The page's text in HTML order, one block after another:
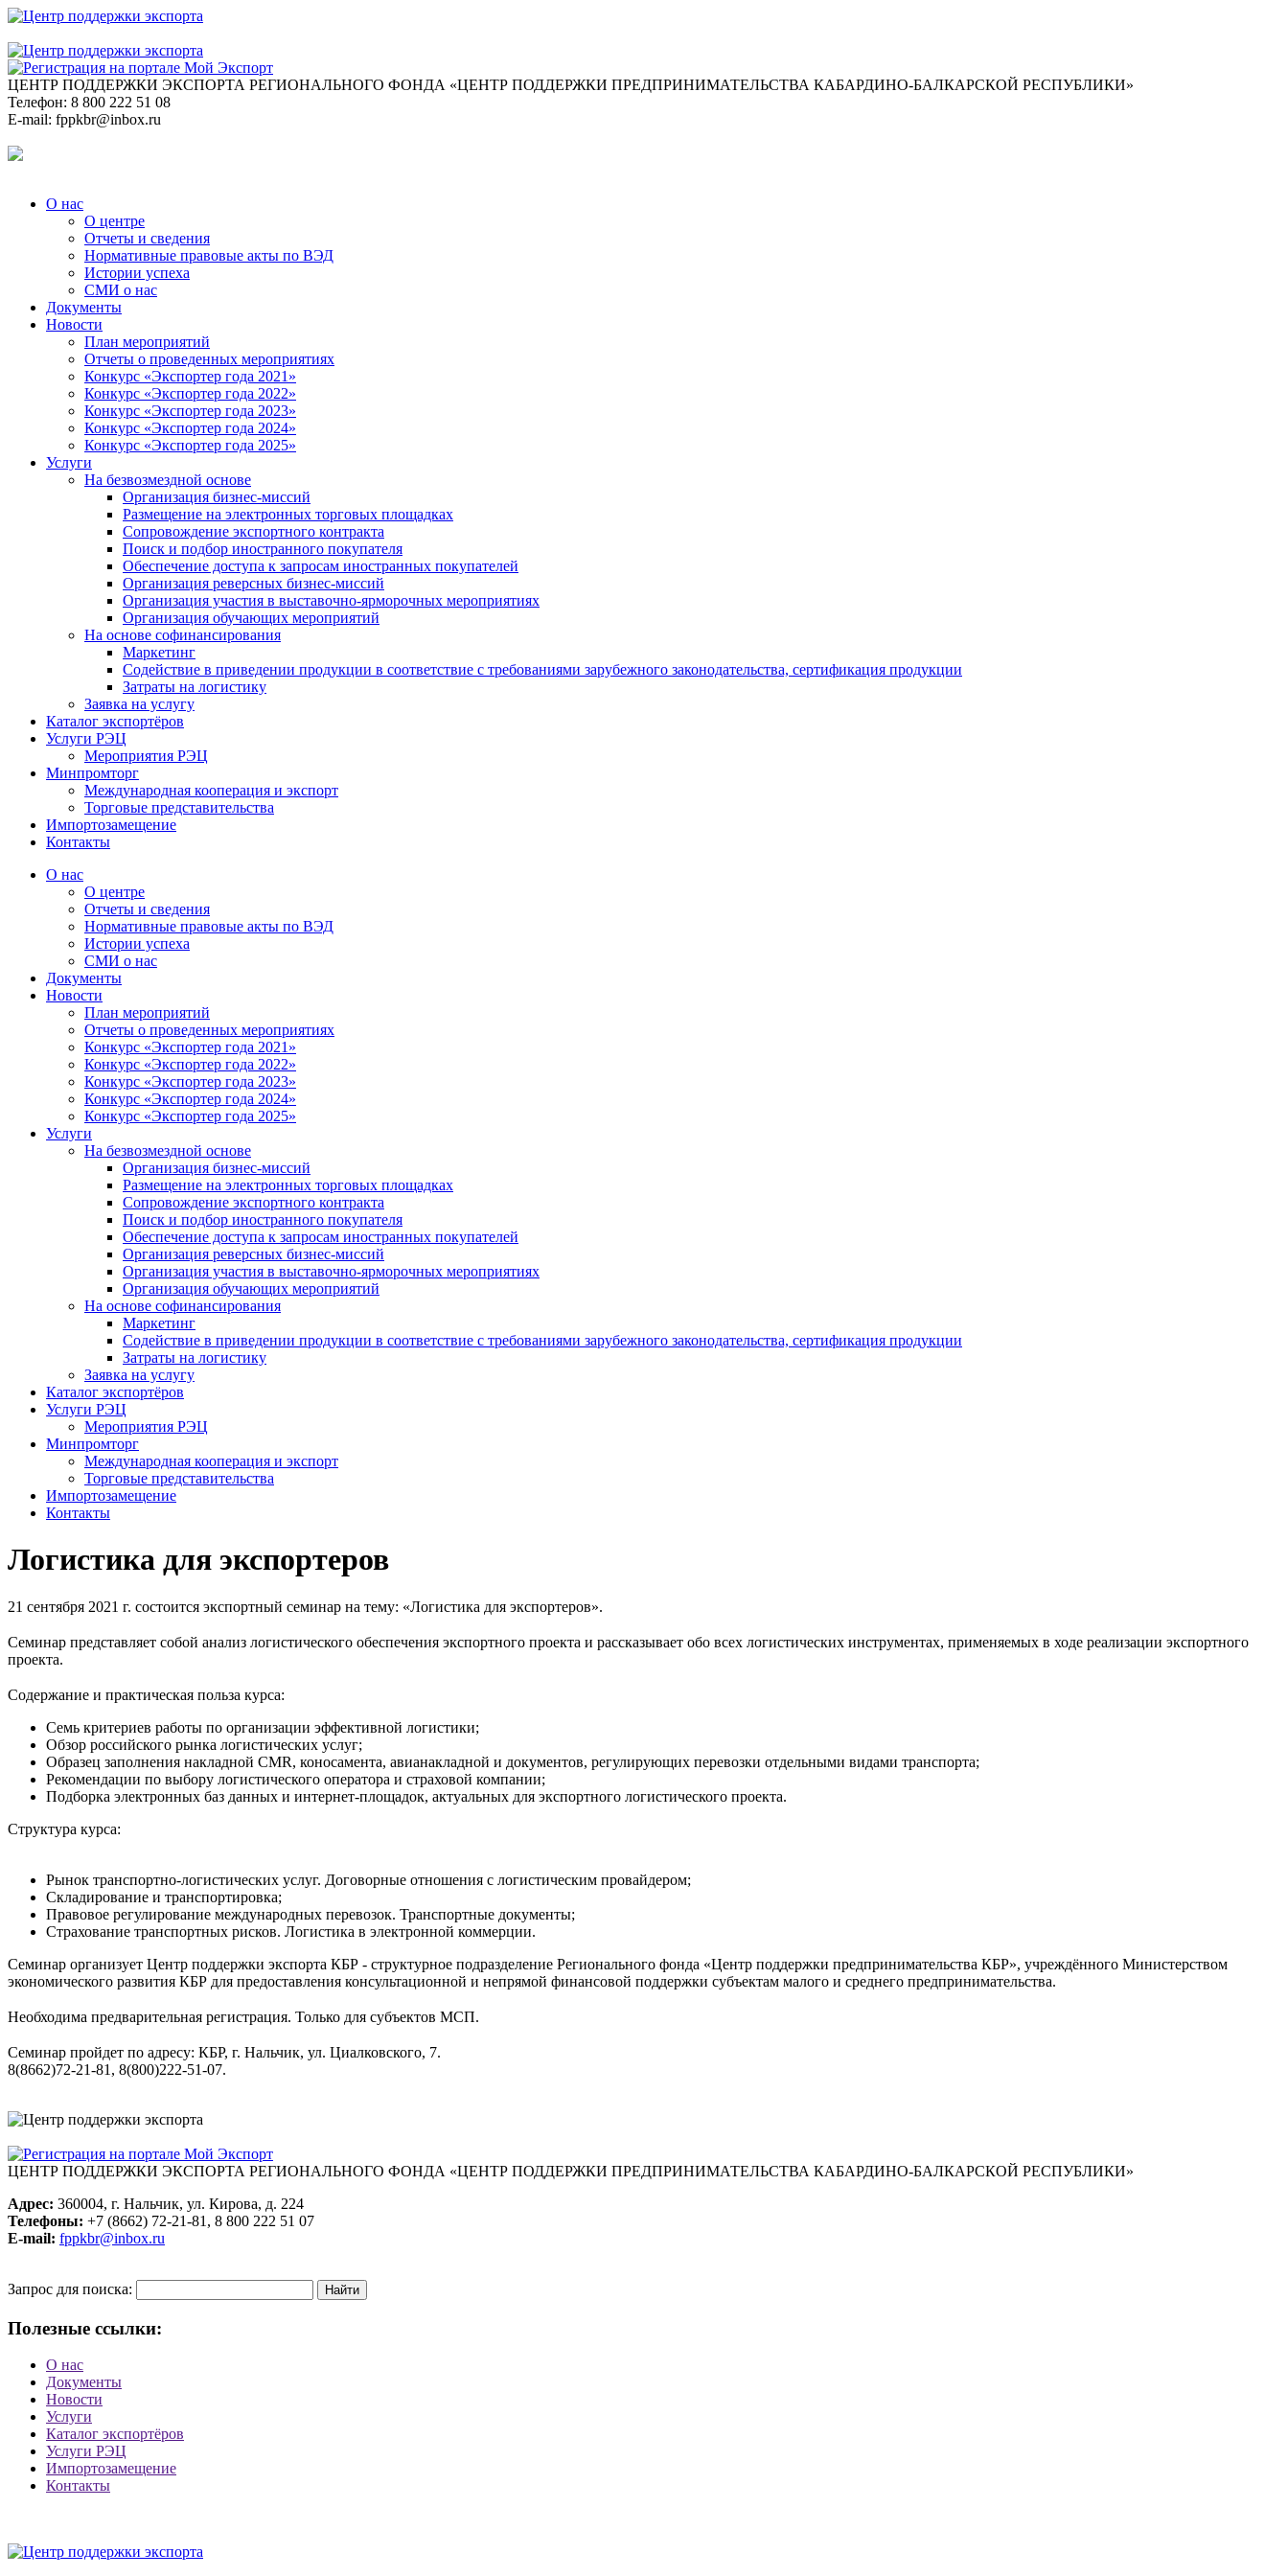
ЦЕНТР ПОДДЕРЖКИ ЭКСПОРТА РЕГИОНАЛЬНОГО ФОНДА «ЦЕНТР ПОДДЕРЖКИ ПРЕДПРИНИМАТЕЛЬСТВА КАБАРДИНО-БАЛКАРСКОЙ РЕСПУБЛИКИ»
Телефон: 8 800 222 51 08
E-mail: fppkbr@inbox.ru
О нас
О центре
Отчеты и сведения
Нормативные правовые акты по ВЭД
Истории успеха
СМИ о нас
Документы
Новости
План мероприятий
Отчеты о проведенных мероприятиях
Конкурс «Экспортер года 2021»
Конкурс «Экспортер года 2022»
Конкурс «Экспортер года 2023»
Конкурс «Экспортер года 2024»
Конкурс «Экспортер года 2025»
Услуги
На безвозмездной основе
Организация бизнес-миссий
Размещение на электронных торговых площадках
Сопровождение экспортного контракта
Поиск и подбор иностранного покупателя
Обеспечение доступа к запросам иностранных покупателей
Организация реверсных бизнес-миссий
Организация участия в выставочно-ярморочных мероприятиях
Организация обучающих мероприятий
На основе софинансирования
Маркетинг
Содействие в приведении продукции в соответствие с требованиями зарубежного законодательства, сертификация продукции
Затраты на логистику
Заявка на услугу
Каталог экспортёров
Услуги РЭЦ
Мероприятия РЭЦ
Минпромторг
Международная кооперация и экспорт
Торговые представительства
Импортозамещение
Контакты
О нас
О центре
Отчеты и сведения
Нормативные правовые акты по ВЭД
Истории успеха
СМИ о нас
Документы
Новости
План мероприятий
Отчеты о проведенных мероприятиях
Конкурс «Экспортер года 2021»
Конкурс «Экспортер года 2022»
Конкурс «Экспортер года 2023»
Конкурс «Экспортер года 2024»
Конкурс «Экспортер года 2025»
Услуги
На безвозмездной основе
Организация бизнес-миссий
Размещение на электронных торговых площадках
Сопровождение экспортного контракта
Поиск и подбор иностранного покупателя
Обеспечение доступа к запросам иностранных покупателей
Организация реверсных бизнес-миссий
Организация участия в выставочно-ярморочных мероприятиях
Организация обучающих мероприятий
На основе софинансирования
Маркетинг
Содействие в приведении продукции в соответствие с требованиями зарубежного законодательства, сертификация продукции
Затраты на логистику
Заявка на услугу
Каталог экспортёров
Услуги РЭЦ
Мероприятия РЭЦ
Минпромторг
Международная кооперация и экспорт
Торговые представительства
Импортозамещение
Контакты
Логистика для экспортеров
21 сентября 2021 г. состоится экспортный семинар на тему: «Логистика для экспортеров».
Семинар представляет собой анализ логистического обеспечения экспортного проекта и рассказывает обо всех логистических инструментах, применяемых в ходе реализации экспортного
проекта.
Содержание и практическая польза курса:
Семь критериев работы по организации эффективной логистики;
Обзор российского рынка логистических услуг;
Образец заполнения накладной CMR, коносамента, авианакладной и документов, регулирующих перевозки отдельными видами транспорта;
Рекомендации по выбору логистического оператора и страховой компании;
Подборка электронных баз данных и интернет-площадок, актуальных для экспортного логистического проекта.
Структура курса:
Рынок транспортно-логистических услуг. Договорные отношения с логистическим провайдером;
Складирование и транспортировка;
Правовое регулирование международных перевозок. Транспортные документы;
Страхование транспортных рисков. Логистика в электронной коммерции.
Семинар организует Центр поддержки экспорта КБР - структурное подразделение Регионального фонда «Центр поддержки предпринимательства КБР», учреждённого Министерством
экономического развития КБР для предоставления консультационной и непрямой финансовой поддержки субъектам малого и среднего предпринимательства.
Необходима предварительная регистрация. Только для субъектов МСП.
Семинар пройдет по адресу: КБР, г. Нальчик, ул. Циалковского, 7.
8(8662)72-21-81, 8(800)222-51-07.
ЦЕНТР ПОДДЕРЖКИ ЭКСПОРТА РЕГИОНАЛЬНОГО ФОНДА «ЦЕНТР ПОДДЕРЖКИ ПРЕДПРИНИМАТЕЛЬСТВА КАБАРДИНО-БАЛКАРСКОЙ РЕСПУБЛИКИ»
Адрес: 360004, г. Нальчик, ул. Кирова, д. 224
Телефоны: +7 (8662) 72-21-81, 8 800 222 51 07
E-mail: fppkbr@inbox.ru
Запрос для поиска:
Полезные ссылки:
О нас
Документы
Новости
Услуги
Каталог экспортёров
Услуги РЭЦ
Импортозамещение
Контакты